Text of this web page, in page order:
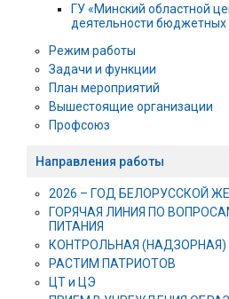
ГУ «Минский областной
деятельности бюджетных
Режим работы
Задачи и функции
План мероприятий
Вышестоящие организации
Профсоюз
Направления работы
2026 – ГОД БЕЛОРУССКОЙ
ГОРЯЧАЯ ЛИНИЯ ПО
ПИТАНИЯ
КОНТРОЛЬНАЯ
РАСТИМ ПАТРИОТОВ
ЦТ и ЦЭ